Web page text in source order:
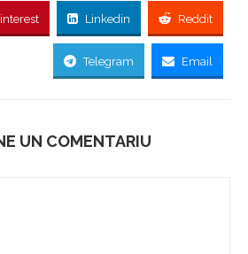
Linkedin Reddit
Telegram Email
UN COMENTARIU